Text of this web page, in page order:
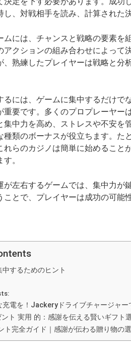
し、対戦相手を読み、計算された
ムには、チャンスと戦略の要素を
アクションの組み合わせによって
、熟練したプレイヤーは戦略と分
るには、ゲームに集中するだけで
重要です。多くのプロプレーヤー
集中力を高め、ストレスや不安を
種類のボーナスが役立ちます。たと
れらのカジノは簡単に始めること
。
が左右するゲームでは、集中力が
ことで、プレイヤーは成功の可能
するためのヒント
充電を！Jackeryドライブチャージャー
ト 実用 的：感謝を伝える賢いギフト
ト完全ガイド｜感謝が伝わる贈り物の